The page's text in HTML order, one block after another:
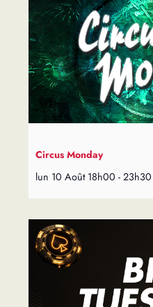
Circus Monday
lun 10 Août 18h00 - 23h30